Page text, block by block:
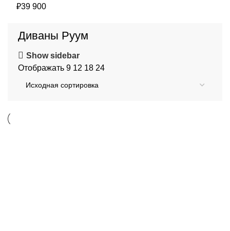
₽39 900
Диваны Руум
Show sidebar
Отображать 9 12 18 24